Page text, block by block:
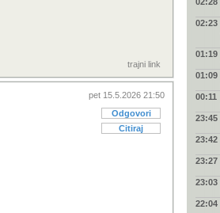
trajni link
pet 15.5.2026 21:50
Odgovori
Citiraj
02:23
01:19
01:09
00:11
23:45
23:42
23:27
23:03
22:04